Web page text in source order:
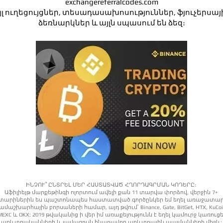
exchangereferralcodes.com
ուղեցույցներ, տեսադասախոսություններ,
ձեռնարկներ և այլն սպասում են ձեզ։
ԻՆՉՈՒ՞ ԸՆՏՐԵԼ ՄԵՐ ՀԱՍՏԱՏՎԱԾ ՀՂՈՐԴԱԳՐՄԱՆ ԿՈԴԵՐԸ։
Աֆիլիեյթ մարքեթինգի ոլորտում ավելի քան 11 տարվա փորձով, վերջին 7+
ես պաշտոնապես հաստատված գործընկեր եմ եղել առաջատար
բորսաների համար, այդ թվում՝ Binance, Gate, BitGet, HTX,
և OKX: 2019 թվականից ի վեր իմ առաքելությունն է եղել կամուրջ